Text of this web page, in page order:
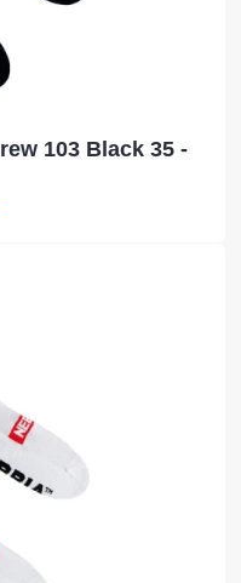
103 Black 35 -